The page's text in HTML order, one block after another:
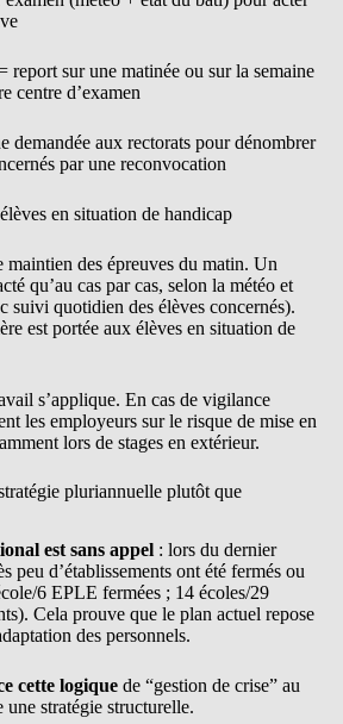
report sur une matinée ou sur la semaine
centre d’examen
demandée aux rectorats pour dénombrer
par une reconvocation
en situation de handicap
des épreuves du matin. Un
qu’au cas par cas, selon la météo et
suivi quotidien des élèves concernés).
est portée aux élèves en situation de
s’applique. En cas de vigilance
les employeurs sur le risque de mise en
lors de stages en extérieur.
pluriannuelle plutôt que
est sans appel : lors du dernier
peu d’établissements ont été fermés ou
6 EPLE fermées ; 14 écoles/29
Cela prouve que le plan actuel repose
des personnels.
cette logique de “gestion de crise” au
stratégie structurelle.